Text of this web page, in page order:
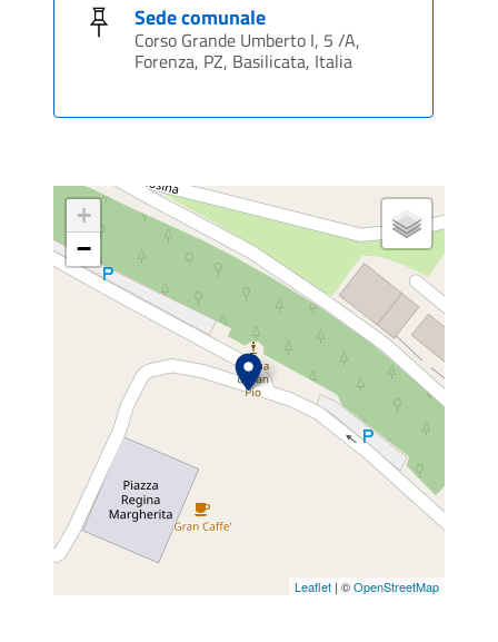
Sede comunale
Corso Grande Umberto I, 5 /A,
Forenza, PZ, Basilicata, Italia
+
−
Leaflet | ©OpenStreetMap